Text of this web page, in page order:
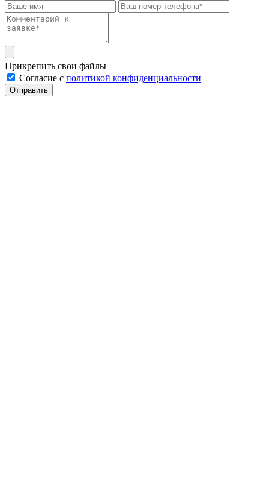
Прикрепить свои файлы
Cогласие с политикой конфиденциальности
Отправить